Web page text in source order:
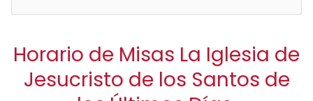
Horario de Misas La Iglesia de
Jesucristo de los Santos de